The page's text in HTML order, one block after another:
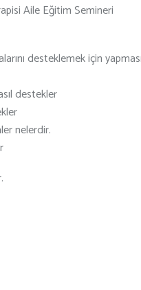
Aile Eğitim Semineri
desteklemek için
destekler
nelerdir.